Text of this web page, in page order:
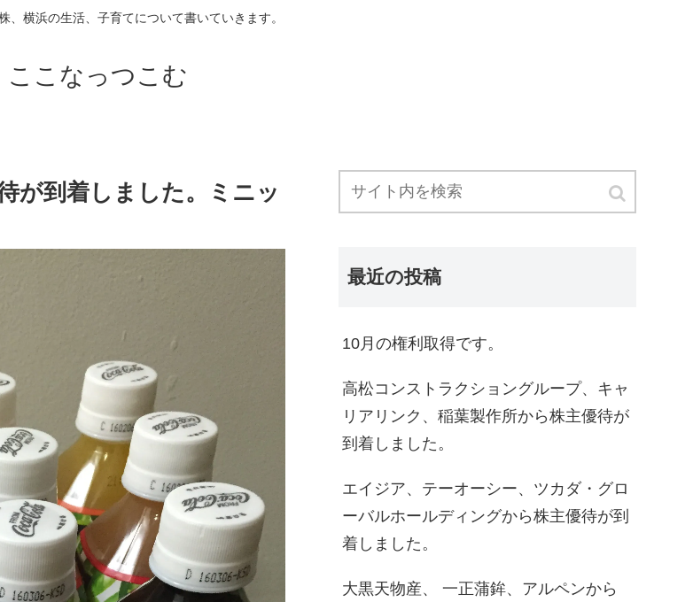
、横浜の生活、子育てについて書いていきます。
ここなっつこむ
が到着しました。ミニッ
最近の投稿
10月の権利取得です。
高松コンストラクショングループ、キャ
リアリンク、稲葉製作所から株主優待が
到着しました。
エイジア、テーオーシー、ツカダ・グロ
ーバルホールディングから株主優待が到
着しました。
大黒天物産、 一正蒲鉾、アルペンから